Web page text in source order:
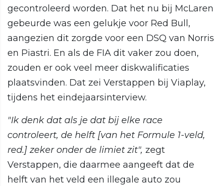
gecontroleerd worden. Dat het nu bij McLaren
gebeurde was een gelukje voor Red Bull,
aangezien dit zorgde voor een DSQ van Norris
en Piastri. En als de FIA dit vaker zou doen,
zouden er ook veel meer diskwalificaties
plaatsvinden. Dat zei Verstappen bij Viaplay,
tijdens het eindejaarsinterview.
"Ik denk dat als je dat bij elke race
controleert, de helft [van het Formule 1-veld,
red.] zeker onder de limiet zit", zegt
Verstappen, die daarmee aangeeft dat de
helft van het veld een illegale auto zou